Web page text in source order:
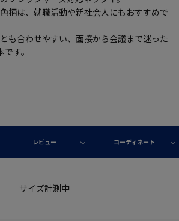
柄は、就職活動や新社会人にもおすすめで
も合わせやすい、面接から会議まで迷った
す。
レビュー コーディネート
サイズ計測中